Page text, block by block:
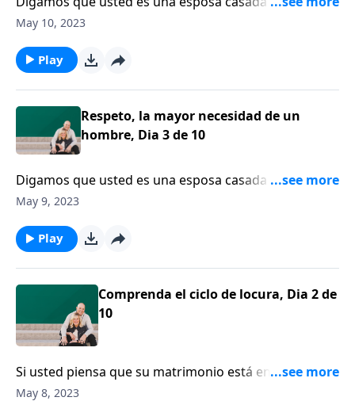
hombre que no está siendo el esposo o el hombre
motivarlo para que cambie?
May 10, 2023
Play
Respeto, la mayor necesidad de un
hombre, Dia 3 de 10
Digamos que usted es una esposa casada con un
hombre que no está siendo el esposo o el hombre
motivarlo para que cambie?
May 9, 2023
Play
Comprenda el ciclo de locura, Dia 2 de
10
Si usted piensa que su matrimonio está en el ciclo de
locura, hoy le diremos cómo detenerlo mientras está
May 8, 2023